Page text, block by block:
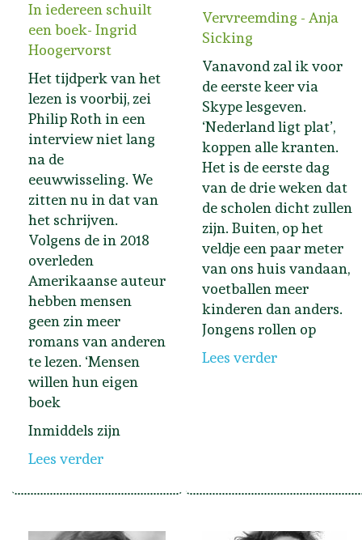
In iedereen schuilt
een boek- Ingrid
Hoogervorst
Het tijdperk van het
lezen is voorbij, zei
Philip Roth in een
interview niet lang
na de
eeuwwisseling. We
zitten nu in dat van
het schrijven.
Volgens de in 2018
overleden
Amerikaanse auteur
hebben mensen
geen zin meer
romans van anderen
te lezen. ‘Mensen
willen hun eigen
boek
Inmiddels zijn
Lees verder
Vervreemding - Anja
Sicking
Vanavond zal ik voor
de eerste keer via
Skype lesgeven.
‘Nederland ligt plat’,
koppen alle kranten.
Het is de eerste dag
van de drie weken dat
de scholen dicht zullen
zijn. Buiten, op het
veldje een paar meter
van ons huis vandaan,
voetballen meer
kinderen dan anders.
Jongens rollen op
Lees verder